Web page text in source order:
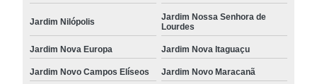
Jardim Nilópolis
Jardim Nossa Senhora de
Lourdes
Jardim Nova Europa Jardim Nova Itaguaçu
Jardim Novo Campos Elíseos Jardim Novo Maracanã